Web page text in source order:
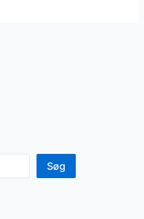
Søg